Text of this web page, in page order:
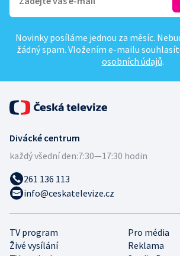
Novinky posíláme jednou za měsíc.
žádný spam. Vložením e-mailu
osobních údajů.